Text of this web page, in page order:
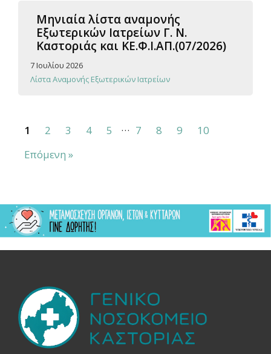
Μηνιαία λίστα αναμονής
Εξωτερικών Ιατρείων Γ. Ν.
Καστοριάς και ΚΕ.Φ.Ι.ΑΠ.(07/2026)
7 Ιουλίου 2026
Λίστα Αναμονής Εξωτερικών Ιατρείων
1 2 3 4 5 … 7 8 9
10
Επόμενη »